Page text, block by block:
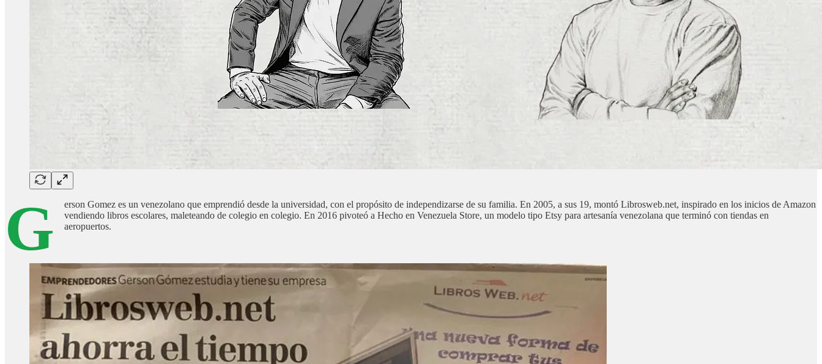
G
erson Gomez es un venezolano que emprendió desde la universidad, con el propósito de independizarse de su familia. En 2005, a sus 19, montó Librosweb.net, inspirado en los inicios de Amazon
vendiendo libros escolares, maleteando de colegio en colegio. En 2016 pivoteó a Hecho en Venezuela Store, un modelo tipo Etsy para artesanía venezolana que terminó con tiendas en
aeropuertos.